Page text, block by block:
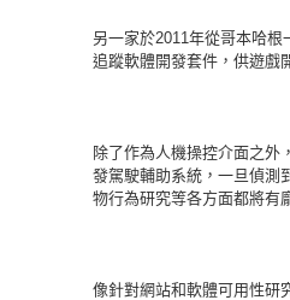
另一家於2011年從哥本哈
追蹤軟體開發套件，供遊戲
除了作為人機操控介面之外
發駕駛輔助系統，一旦偵測
物行為研究等各方面都將有
像針對網站和軟體可用性研